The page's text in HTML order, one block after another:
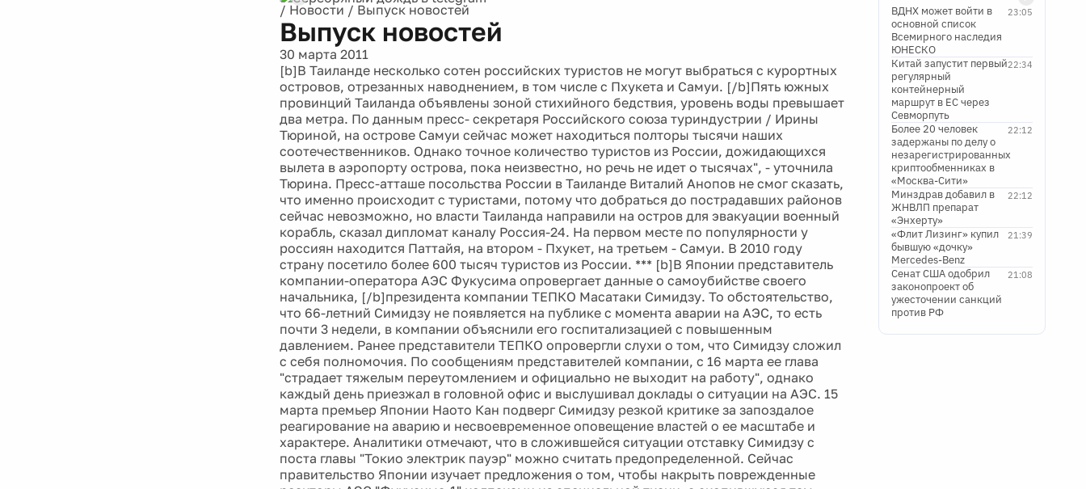
/ Новости / Выпуск новостей
Выпуск новостей
30 марта 2011
[b]В Таиланде несколько сотен российских туристов не могут выбраться с курортных
островов, отрезанных наводнением, в том числе с Пхукета и Самуи. [/b]Пять южных
провинций Таиланда объявлены зоной стихийного бедствия, уровень воды превышает
два метра. По данным пресс- секретаря Российского союза туриндустрии / Ирины
Тюриной, на острове Самуи сейчас может находиться полторы тысячи наших
соотечественников. Однако точное количество туристов из России, дожидающихся
вылета в аэропорту острова, пока неизвестно, но речь не идет о тысячах", - уточнила
Тюрина. Пресс-атташе посольства России в Таиланде Виталий Анопов не смог сказать,
что именно происходит с туристами, потому что добраться до пострадавших районов
сейчас невозможно, но власти Таиланда направили на остров для эвакуации военный
корабль, сказал дипломат каналу Россия-24. На первом месте по популярности у
россиян находится Паттайя, на втором - Пхукет, на третьем - Самуи. В 2010 году
страну посетило более 600 тысяч туристов из России. *** [b]В Японии представитель
компании-оператора АЭС Фукусима опровергает данные о самоубийстве своего
начальника, [/b]президента компании ТЕПКО Масатаки Симидзу. То обстоятельство,
что 66-летний Симидзу не появляется на публике с момента аварии на АЭС, то есть
почти 3 недели, в компании объяснили его госпитализацией с повышенным
давлением. Ранее представители ТЕПКО опровергли слухи о том, что Симидзу сложил
с себя полномочия. По сообщениям представителей компании, с 16 марта ее глава
"страдает тяжелым переутомлением и официально не выходит на работу", однако
каждый день приезжал в головной офис и выслушивал доклады о ситуации на АЭС. 15
марта премьер Японии Наото Кан подверг Симидзу резкой критике за запоздалое
реагирование на аварию и несвоевременное оповещение властей о ее масштабе и
характере. Аналитики отмечают, что в сложившейся ситуации отставку Симидзу с
поста главы "Токио электрик пауэр" можно считать предопределенной. Сейчас
правительство Японии изучает предложения о том, чтобы накрыть поврежденные
23:05
ВДНХ может войти в
основной список
Всемирного наследия
ЮНЕСКО
22:34
Китай запустит первый
регулярный
контейнерный
маршрут в ЕС через
Севморпуть
22:12
Более 20 человек
задержаны по делу о
незарегистрированных
криптообменниках в
«Москва-Сити»
22:12
Минздрав добавил в
ЖНВЛП препарат
«Энхерту»
21:39
«Флит Лизинг» купил
бывшую «дочку»
Mercedes-Benz
21:08
Сенат США одобрил
законопроект об
ужесточении санкций
против РФ